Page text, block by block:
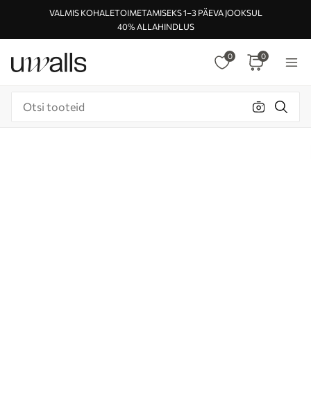
VALMIS KOHALETOIMETAMISEKS 1–3 PÄEVA JOOKSUL
40% ALLAHINDLUS
0 0